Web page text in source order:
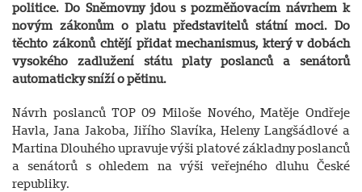
politice. Do Sněmovny jdous pozměňovacím návrhem k
novým zákonům o platu představitelů státní moci. Do
těchto zákonů chtějí přidat mechanismus, který v dobách
vysokého zadlužení státu platy poslanců a senátorů
automaticky sníží o pětinu.
Návrh poslanců TOP 09 Miloše Nového, Matěje Ondřeje
Havla, Jana Jakoba, Jiřího Slavíka, Heleny Langšádlové a
Martina Dlouhého upravuje výši platové základny poslanců
a senátorů s ohledem na výši veřejného dluhu České
republiky.